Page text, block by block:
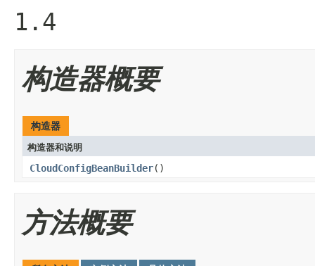
1.4
构造器概要
构造器
构造器和说明
CloudConfigBeanBuilder()
方法概要